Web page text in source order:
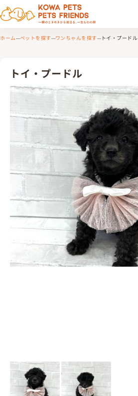
ホーム ペットを探す ワンちゃんを探す トイ・プードル
トイ・プードル